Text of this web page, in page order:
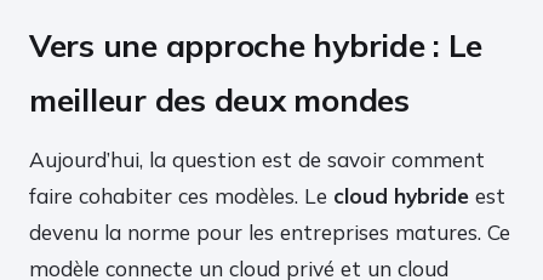
Vers une approche hybride : Le
meilleur des deux mondes
Aujourd’hui, la question est de savoir comment
faire cohabiter ces modèles. Le cloud hybride est
devenu la norme pour les entreprises matures. Ce
modèle connecte un cloud privé et un cloud